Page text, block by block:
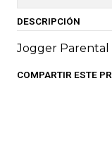
DESCRIPCIÓN
Jogger Parental
COMPARTIR ESTE